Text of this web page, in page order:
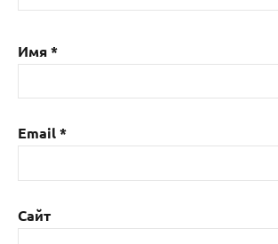
Имя*
Email*
Сайт